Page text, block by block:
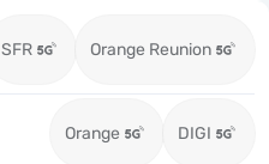
SFR Orange Reunion
Orange DIGI